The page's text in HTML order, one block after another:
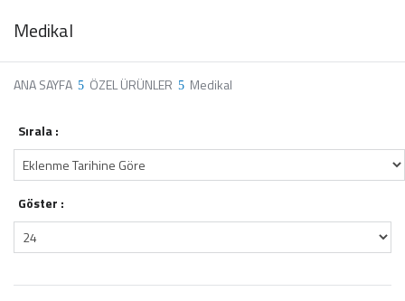
Medikal
ANA SAYFA ÖZEL ÜRÜNLER Medikal
Sırala :
Göster :